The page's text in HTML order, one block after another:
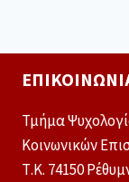
Τμήμα
Κοινωνικών
Τ.Κ. 74150